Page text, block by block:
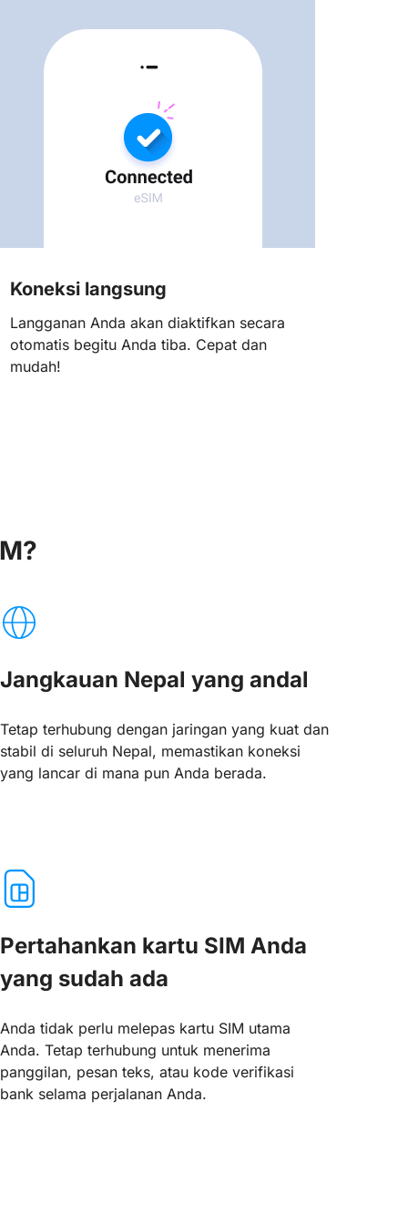
Koneksi langsung
Langganan Anda akan diaktifkan secara
otomatis begitu Anda tiba. Cepat dan
mudah!
Jangkauan Nepal yang andal
Tetap terhubung dengan jaringan yang kuat dan
stabil di seluruh Nepal, memastikan koneksi
yang lancar di mana pun Anda berada.
Pertahankan kartu SIM Anda
yang sudah ada
Anda tidak perlu melepas kartu SIM utama
Anda. Tetap terhubung untuk menerima
panggilan, pesan teks, atau kode verifikasi
bank selama perjalanan Anda.